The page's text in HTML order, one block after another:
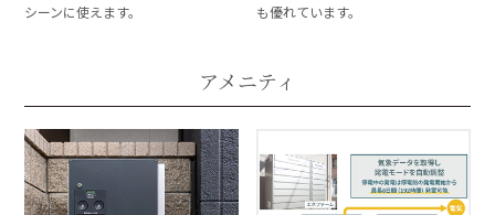
シーンに使えます。
も優れています。
アメニティ